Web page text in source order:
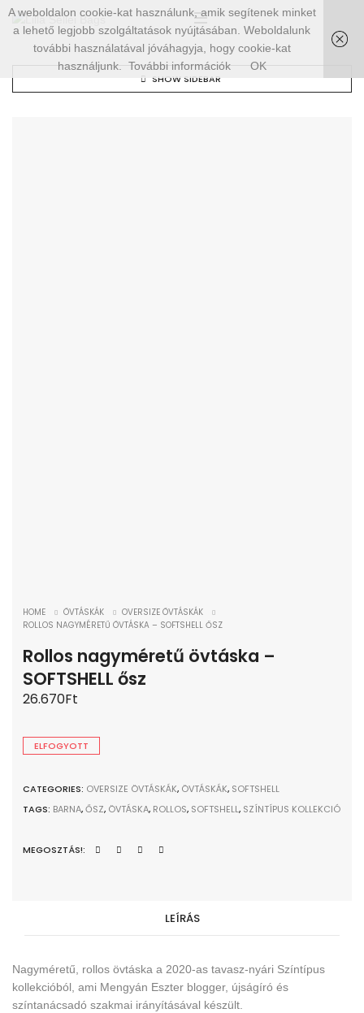
SHOW SIDEBAR
HOME ÖVTÁSKÁK
OVERSIZE ÖVTÁSKÁK
ROLLOS NAGYMÉRETŰ ÖVTÁSKA – SOFTSHELL ŐSZ
Rollos nagyméretű övtáska –
SOFTSHELL ősz
26.670Ft
ELFOGYOTT
CATEGORIES: OVERSIZE ÖVTÁSKÁK, ÖVTÁSKÁK, SOFTSHELL
TAGS: BARNA,ŐSZ, ÖVTÁSKA, ROLLOS, SOFTSHELL, SZÍNTÍPUS KOLLEKCIÓ
MEGOSZTÁS!:
LEÍRÁS
Nagyméretű, rollos övtáska a 2020-as tavasz-nyári Színtípus
kollekcióból, ami Mengyán Eszter blogger, újságíró és
színtanácsadó szakmai irányításával készült.
A weboldalon cookie-kat használunk, amik segítenek minket
a lehető legjobb szolgáltatások nyújtásában. Weboldalunk
további használatával jóváhagyja, hogy cookie-kat
használjunk.
További információk OK